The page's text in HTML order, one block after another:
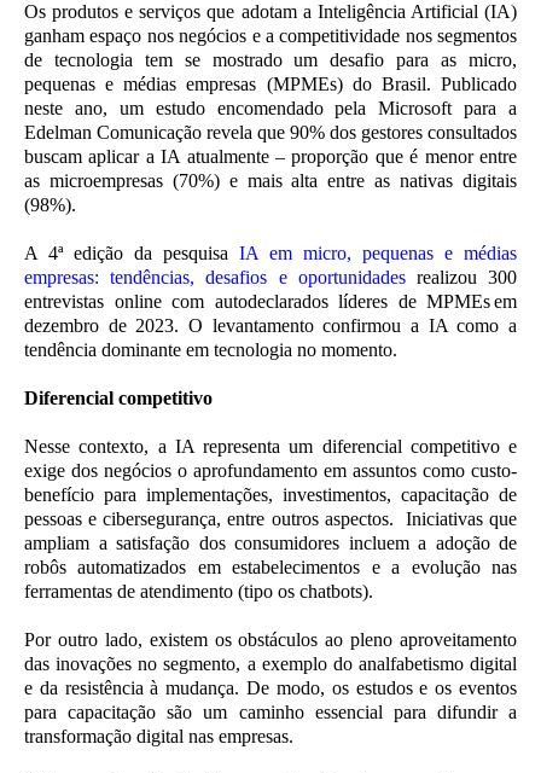
Os produtos e serviços que adotam a Inteligência Artificial (IA)
ganham espaço nos negócios e a competitividade nos segmentos
de tecnologia tem se mostrado um desafio para as micro,
pequenas e médias empresas (MPMEs) do Brasil. Publicado
neste ano, um estudo encomendado pela Microsoft para a
Edelman Comunicação revela que 90% dos gestores consultados
buscam aplicar a IA atualmente – proporção que é menor entre
as microempresas (70%) e mais alta entre as nativas digitais
(98%).
A 4ª edição da pesquisa IA em micro, pequenas e médias
empresas: tendências, desafios e oportunidadesrealizou 300
entrevistas online com autodeclarados líderes de MPMEs em
dezembro de 2023. O levantamento confirmou a IA como a
tendência dominante em tecnologia no momento.
Diferencial competitivo
Nesse contexto, a IA representa um diferencial competitivo e
exige dos negócios o aprofundamento em assuntos como custo-
benefício para implementações, investimentos, capacitação de
pessoas e cibersegurança, entre outros aspectos. Iniciativas que
ampliam a satisfação dos consumidores incluem a adoção de
robôs automatizados em estabelecimentos e a evolução nas
ferramentas de atendimento (tipo os chatbots).
Por outro lado, existem os obstáculos ao pleno aproveitamento
das inovações no segmento, a exemplo do analfabetismo digital
e da resistência à mudança. De modo, os estudos e os eventos
para capacitação são um caminho essencial para difundir a
transformação digital nas empresas.